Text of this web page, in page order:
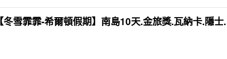
【冬雪霏霏-希爾頓假期】南島10天.金旅獎.瓦納卡.隱士.